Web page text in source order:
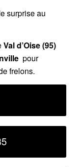
surprise au
Val d’Oise (95)
pour
frelons.